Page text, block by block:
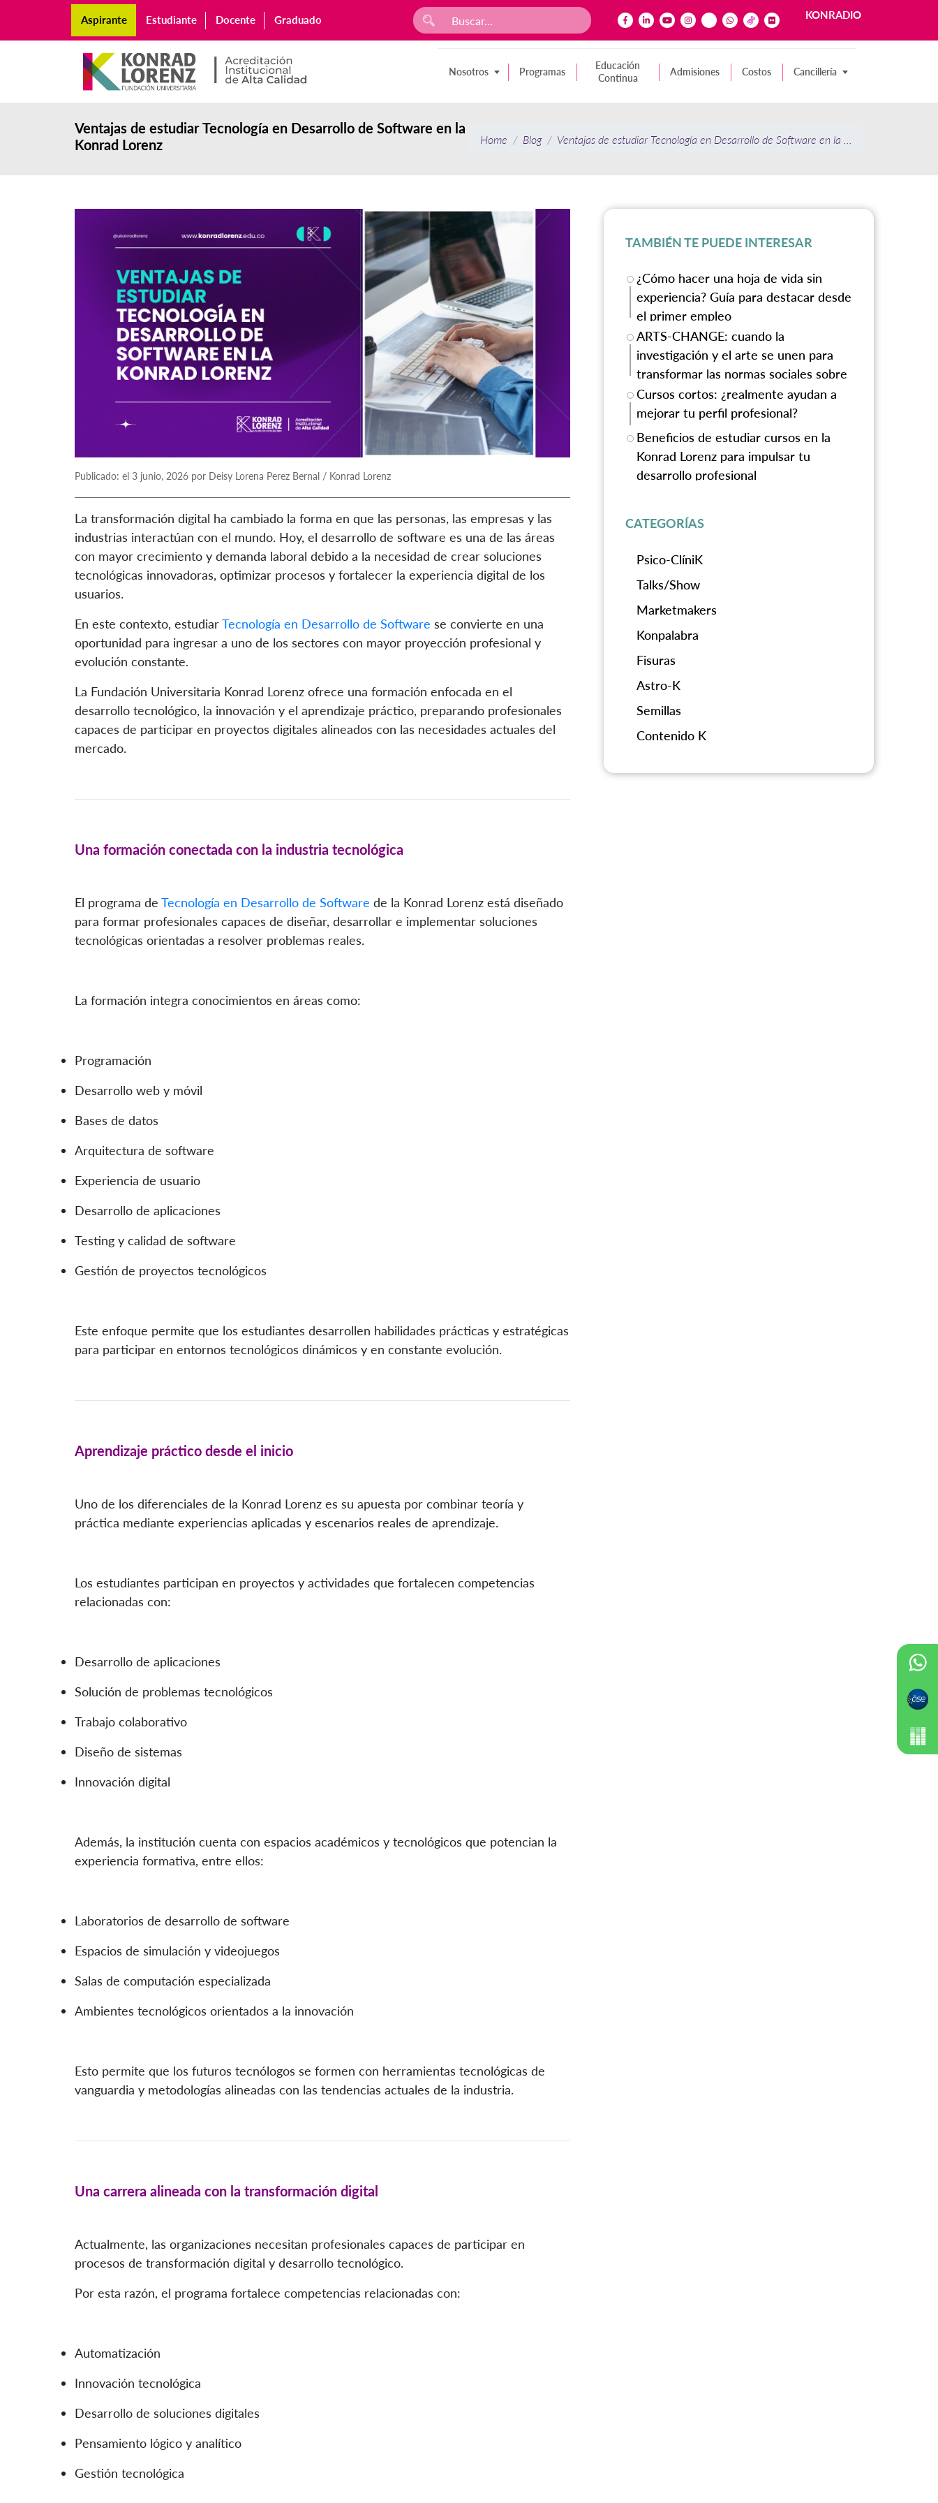
Aspirante Estudiante Docente Graduado KONRADIO
Nosotros Programas
Educación
Continua
Admisiones Costos Cancillería
Ventajas de estudiar Tecnología en Desarrollo de Software en la
Konrad Lorenz
Home Blog Ventajas de estudiar Tecnología en Desarrollo de Software en la Konrad Lorenz
Publicado: el 3 junio, 2026 por Deisy Lorena Perez Bernal / Konrad Lorenz
La transformación digital ha cambiado la forma en que las personas, las empresas y las
industrias interactúan con el mundo. Hoy, el desarrollo de software es una de las áreas
con mayor crecimiento y demanda laboral debido a la necesidad de crear soluciones
tecnológicas innovadoras, optimizar procesos y fortalecer la experiencia digital de los
usuarios.
En este contexto, estudiarTecnología en Desarrollo de Software se convierte en una
oportunidad para ingresar a uno de los sectores con mayor proyección profesional y
evolución constante.
La Fundación Universitaria Konrad Lorenz ofrece una formación enfocada en el
desarrollo tecnológico, la innovación y el aprendizaje práctico, preparando profesionales
capaces de participar en proyectos digitales alineados con las necesidades actuales del
mercado.
Una formación conectada con la industria tecnológica
El programa de Tecnología en Desarrollo de Software de la Konrad Lorenz está diseñado
para formar profesionales capaces de diseñar, desarrollar e implementar soluciones
tecnológicas orientadas a resolver problemas reales.
La formación integra conocimientos en áreas como:
Programación
Desarrollo web y móvil
Bases de datos
Arquitectura de software
Experiencia de usuario
Desarrollo de aplicaciones
Testing y calidad de software
Gestión de proyectos tecnológicos
Este enfoque permite que los estudiantes desarrollen habilidades prácticas y estratégicas
para participar en entornos tecnológicos dinámicos y en constante evolución.
Aprendizaje práctico desde el inicio
Uno de los diferenciales de la Konrad Lorenz es su apuesta por combinar teoría y
práctica mediante experiencias aplicadas y escenarios reales de aprendizaje.
Los estudiantes participan en proyectos y actividades que fortalecen competencias
relacionadas con:
Desarrollo de aplicaciones
Solución de problemas tecnológicos
Trabajo colaborativo
Diseño de sistemas
Innovación digital
Además, la institución cuenta con espacios académicos y tecnológicos que potencian la
experiencia formativa, entre ellos:
Laboratorios de desarrollo de software
Espacios de simulación y videojuegos
Salas de computación especializada
Ambientes tecnológicos orientados a la innovación
Esto permite que los futuros tecnólogos se formen con herramientas tecnológicas de
vanguardia y metodologías alineadas con las tendencias actuales de la industria.
Una carrera alineada con la transformación digital
Actualmente, las organizaciones necesitan profesionales capaces de participar en
procesos de transformación digital y desarrollo tecnológico.
Por esta razón, el programa fortalece competencias relacionadas con:
Automatización
Innovación tecnológica
Desarrollo de soluciones digitales
Pensamiento lógico y analítico
Gestión tecnológica
TAMBIÉN TE PUEDE INTERESAR
¿Cómo hacer una hoja de vida sin
experiencia? Guía para destacar desde
el primer empleo
ARTS-CHANGE: cuando la
investigación y el arte se unen para
transformar las normas sociales sobre
la violencia de género
Cursos cortos: ¿realmente ayudan a
mejorar tu perfil profesional?
Beneficios de estudiar cursos en la
Konrad Lorenz para impulsar tu
desarrollo profesional
CATEGORÍAS
Psico-ClíniK
Talks/Show
Marketmakers
Konpalabra
Fisuras
Astro-K
Semillas
Contenido K